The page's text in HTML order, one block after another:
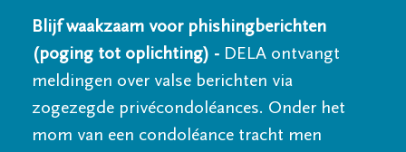
Blijf waakzaam voor phishingberichten
(poging tot oplichting) - DELA ontvangt
meldingen over valse berichten via
zogezegde privécondoléances. Onder het
mom van een condoléance tracht men